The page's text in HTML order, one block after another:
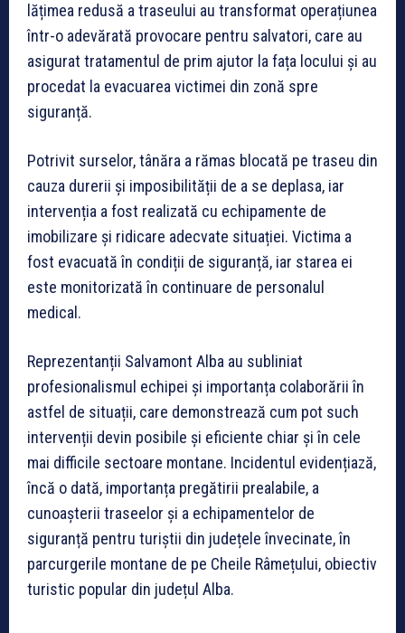
lățimea redusă a traseului au transformat operațiunea
într-o adevărată provocare pentru salvatori, care au
asigurat tratamentul de prim ajutor la fața locului și au
procedat la evacuarea victimei din zonă spre
siguranță.
Potrivit surselor, tânăra a rămas blocată pe traseu din
cauza durerii și imposibilității de a se deplasa, iar
intervenția a fost realizată cu echipamente de
imobilizare și ridicare adecvate situației. Victima a
fost evacuată în condiții de siguranță, iar starea ei
este monitorizată în continuare de personalul
medical.
Reprezentanții Salvamont Alba au subliniat
profesionalismul echipei și importanța colaborării în
astfel de situații, care demonstrează cum pot such
intervenții devin posibile și eficiente chiar și în cele
mai difficile sectoare montane. Incidentul evidențiază,
încă o dată, importanța pregătirii prealabile, a
cunoașterii traseelor și a echipamentelor de
siguranță pentru turiștii din județele învecinate, în
parcurgerile montane de pe Cheile Râmețului, obiectiv
turistic popular din județul Alba.